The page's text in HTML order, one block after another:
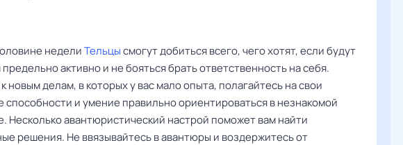
неделиТельцысмогут добиться всего, чего хотят, если будут
предельно активно и не бояться брать ответственность на себя.
новым делам, в которых у вас мало опыта, полагайтесь на свои
способности и умение правильно ориентироваться в незнакомой
Несколько авантюристический настрой поможет вам найти
решения. Не ввязывайтесь в авантюры и воздержитесь от